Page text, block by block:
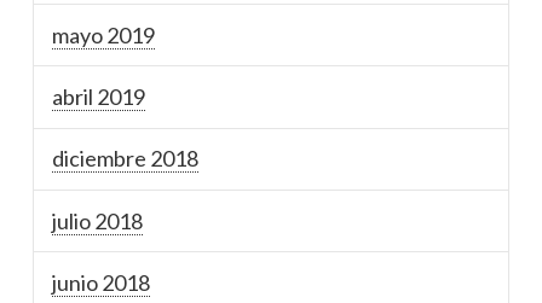
mayo 2019
abril 2019
diciembre 2018
julio 2018
junio 2018